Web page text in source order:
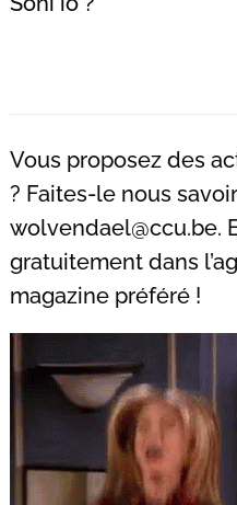
Vous proposez des
? Faites-le nous
wolvendael@ccu.be.
gratuitement dans
magazine préféré !